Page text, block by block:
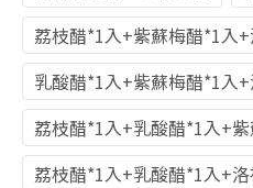
荔枝醋*1入+紫蘇梅醋*1入
乳酸醋*1入+紫蘇梅醋*1入
荔枝醋*1入+乳酸醋*1入+
荔枝醋*1入+乳酸醋*1入+